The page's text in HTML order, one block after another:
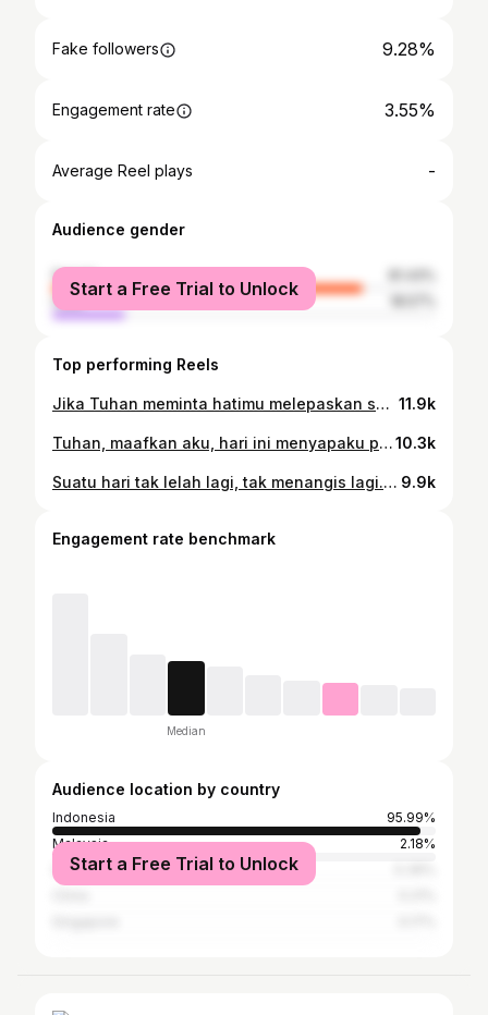
Fake followers 9.28%
Engagement rate 3.55%
Average Reel plays -
Audience gender
female
male
Start a Free Trial to Unlock
Top performing Reels
Jika Tuhan meminta hatimu melepaskan sesuatu, namun kau tak juga segera merelakannya. Pada akhirnya sesuatu itu tetap akan diambil darimu, tapi dengan cara yang lebih menyakitkan. Lepaskan. Relakan. Ikhlaskan. Jika memang itu disiapkan untukmu, maka nantikan cara Tuhan yang ajaib, mengembalikan dan menaruhnya kembali pada hatimu 🌿 #VonnyEvelynJingga #DearGodJournal 11.9k
Tuhan, maafkan aku, hari ini menyapaku pada-Mu sedikit saja. Pagi ini terlalu sibuk dan semuanya terburu-buru. Bangun dari tempat tidur terburu-buru, berpakaian dan menyiapkan diri terburu-buru, makan pagi terburu-buru. Lalu seterusnya terburu-buru. Dan malam ini, di kelelahanku yang sangat, aku duduk, meminta-Mu mendengar hatiku. Tentang kuatir dan kegelisahan yang tak pernah bisa kuceritakan pada yang lain. Dan Engkau mendengarkan dengan sabar. Dengan teliti satu kata demi satu kata. Sama sekali tidak terburu-buru 🌿 #VonnyEvelynJingga #DearGodJournal10.3k
Suatu hari tak lelah lagi, tak menangis lagi. 🌿 #VonnyEvelynJingga #DearGodJournal 9.9k
Engagement rate benchmark
Median
Audience location by country
Indonesia
95.99%
Malaysia
2.18%
South Korea
Start a Free Trial to Unlock